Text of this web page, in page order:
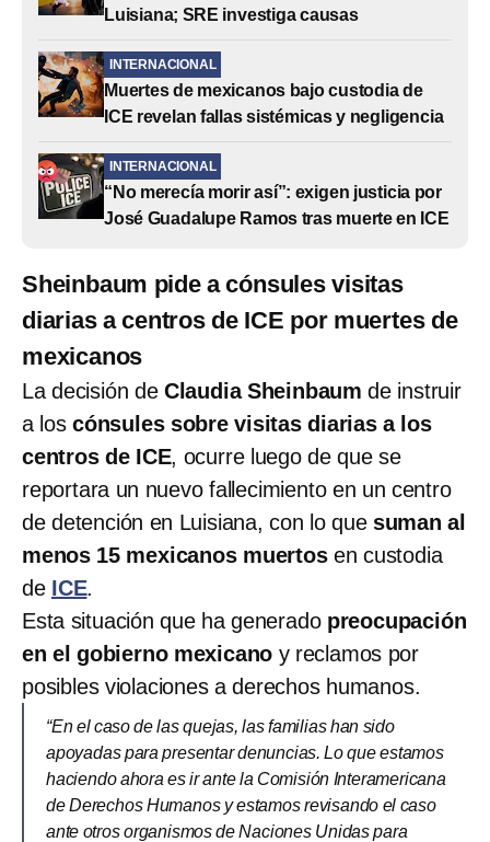
Luisiana; SRE investiga causas
INTERNACIONAL
Muertes de mexicanos bajo custodia de
ICE revelan fallas sistémicas y negligencia
INTERNACIONAL
“No merecía morir así”: exigen justicia por
José Guadalupe Ramos tras muerte en ICE
Sheinbaum pide a cónsules visitas
diarias a centros de ICE por muertes de
mexicanos
La decisión deClaudia Sheinbaum de instruir
a los cónsules sobre visitas diarias a los
centros de ICE, ocurre luego de que se
reportara un nuevo fallecimiento en un centro
de detención en Luisiana, con lo que suman al
menos 15 mexicanos muertosen custodia
de ICE.
Esta situación que ha generadopreocupación
en el gobierno mexicano y reclamos por
posibles violaciones a derechos humanos.
“En el caso de las quejas, las familias han sido
apoyadas para presentar denuncias. Lo que estamos
haciendo ahora es ir ante la Comisión Interamericana
de Derechos Humanos y estamos revisando el caso
ante otros organismos de Naciones Unidas para